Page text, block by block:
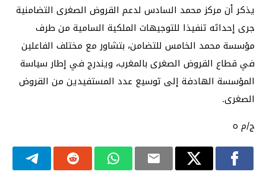
يذكر أن مركز محمد السادس لدعم القروض الصغرى التضامنية
جرى إحداثه تنفيذا للتوجيهات الملكية السامية من طرف
مؤسسة محمد الخامس للتضامن، بتشاور مع مختلف الفاعلين
في قطاع القروض الصغرى بالمغرب، ويندرج في إطار سياسة
المؤسسة الهادفة إلى توسيع عدد المستفيدين من القروض
الصغرى.
ج/م ه